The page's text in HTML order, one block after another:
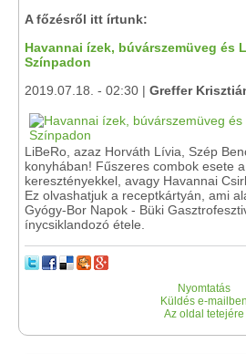
A főzésről itt írtunk:
Havannai ízek, búvárszemüveg és
Színpadon
2019.07.18. - 02:30 | Greffer
LiBeRo, azaz Horváth Lívia, Szép
konyhában! Fűszeres combok esete
keresztényekkel, avagy Havannai
Ez olvashatjuk a receptkártyán, ami
Gyógy-Bor Napok - Büki
ínycsiklandozó étele.
Nyomtatás
Küldés e-mailben
Az oldal tetejére